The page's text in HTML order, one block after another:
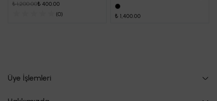
₺ 1,200.00₺ 400.00
(0) ₺ 1,400.00
Üye İşlemleri